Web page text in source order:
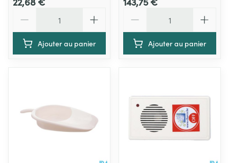
Ajouter au panier Ajouter au panier